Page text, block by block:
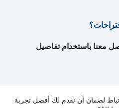
لضمان أن نقدم لك أفضل تجربة
معنا باستخدام تفاصيل